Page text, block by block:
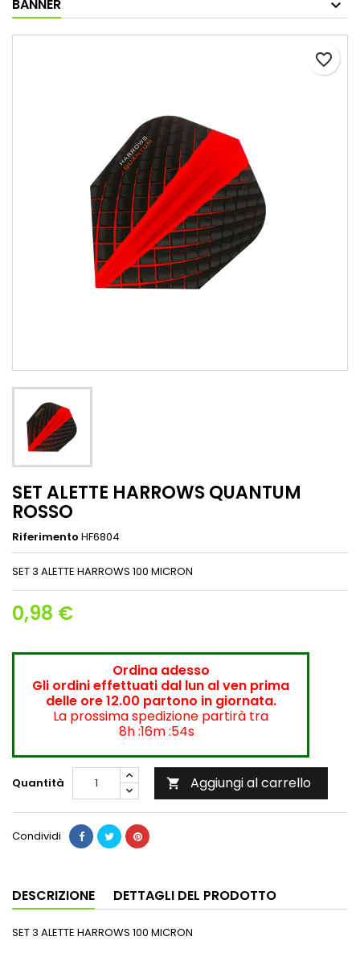
BANNER
favorite_border
SET ALETTE HARROWS QUANTUM
ROSSO
Riferimento HF6804
SET 3 ALETTE HARROWS 100 MICRON
0,98 €
Ordina adesso
Gli ordini effettuati dal lun al ven prima
delle ore 12.00 partono in giornata.
La prossima spedizione partirà tra
8h :16m :54s
Quantità  Aggiungi al carrello
Condividi
DESCRIZIONE DETTAGLI DEL PRODOTTO
SET 3 ALETTE HARROWS 100 MICRON